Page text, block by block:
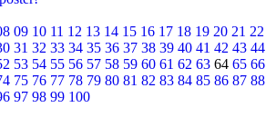
09 10 11 12 13 14 15 16 17 18 19 20 21 22
31 32 33 34 35 36 37 38 39 40 41 42 43 44
53 54 55 56 57 58 59 60 61 62 63 64 65 66
75 76 77 78 79 80 81 82 83 84 85 86 87 88
97 98 99 100